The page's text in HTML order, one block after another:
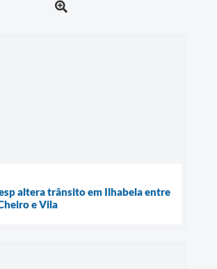
altera trânsito em Ilhabela entre
e Vila